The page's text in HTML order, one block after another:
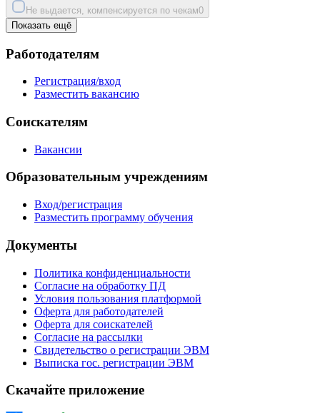
Не выдается, компенсируется по чекам0
Показать ещё
Работодателям
Регистрация/вход
Разместить вакансию
Соискателям
Вакансии
Образовательным учреждениям
Вход/регистрация
Разместить программу обучения
Документы
Политика конфиденциальности
Согласие на обработку ПД
Условия пользования платформой
Оферта для работодателей
Оферта для соискателей
Согласие на рассылки
Свидетельство о регистрации ЭВМ
Выписка гос. регистрации ЭВМ
Скачайте приложение